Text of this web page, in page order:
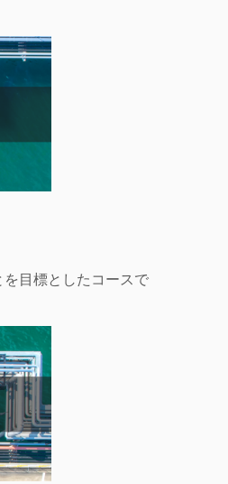
目標としたコースで